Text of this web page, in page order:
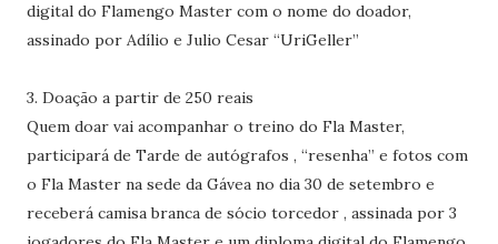
digital do Flamengo Master com o nome do doador,
assinado por Adílio e Julio Cesar “UriGeller”
3. Doação a partir de 250 reais
Quem doar vai acompanhar o treino do Fla Master,
participará de Tarde de autógrafos , “resenha” e fotos com
o Fla Master na sede da Gávea no dia 30 de setembro e
receberá camisa branca de sócio torcedor , assinada por 3